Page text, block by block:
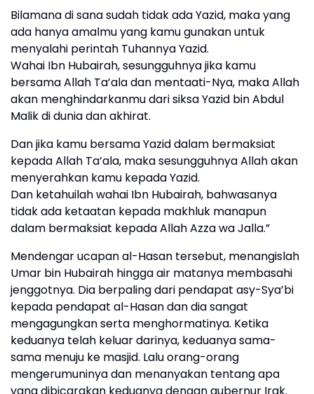
Bilamana di sana sudah tidak ada Yazid, maka yang
ada hanya amalmu yang kamu gunakan untuk
menyalahi perintah Tuhannya Yazid.
Wahai Ibn Hubairah, sesungguhnya jika kamu
bersama Allah Ta’ala dan mentaati-Nya, maka Allah
akan menghindarkanmu dari siksa Yazid bin Abdul
Malik di dunia dan akhirat.
Dan jika kamu bersama Yazid dalam bermaksiat
kepada Allah Ta’ala, maka sesungguhnya Allah akan
menyerahkan kamu kepada Yazid.
Dan ketahuilah wahai Ibn Hubairah, bahwasanya
tidak ada ketaatan kepada makhluk manapun
dalam bermaksiat kepada Allah Azza wa Jalla.”
Mendengar ucapan al-Hasan tersebut, menangislah
Umar bin Hubairah hingga air matanya membasahi
jenggotnya. Dia berpaling dari pendapat asy-Sya’bi
kepada pendapat al-Hasan dan dia sangat
mengagungkan serta menghormatinya. Ketika
keduanya telah keluar darinya, keduanya sama-
sama menuju ke masjid. Lalu orang-orang
mengerumuninya dan menanyakan tentang apa